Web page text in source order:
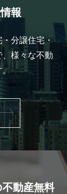
報
分譲住宅・
様々な不動
。
動産無料